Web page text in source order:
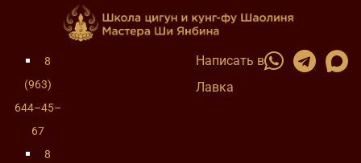
8
(963)
644–45–
67
8
Написать в
Лавка